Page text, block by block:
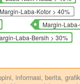
Margin-Laba-Kotor > 40%
Margin-
Laba-Bersih > 30%
informasi, berita,